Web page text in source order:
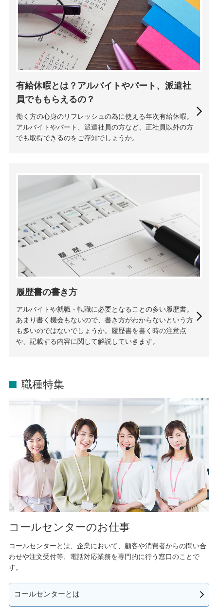
有給休暇とは？アルバイトやパート、派遣社
員でももらえるの？
働く方の心身のリフレッシュの為に使える年次有給休暇。
アルバイトやパート、派遣社員の方など、正社員以外の方
でも取得できるのをご存知でしょうか。
履歴書の書き方
アルバイトや就職・転職に必要となることの多い履歴書。
あまり書く機会もないので、書き方がわからないという方
も多いのではないでしょうか。履歴書を書く時の注意点
や、記載する内容に関して解説していきます。
職種特集
コールセンターのお仕事
コールセンターとは、企業において、顧客や消費者からの問い合
わせや注文受付等、電話対応業務を専門的に行う窓口のことで
す。
コールセンターとは